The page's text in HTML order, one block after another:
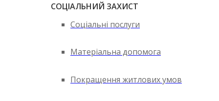
СОЦІАЛЬНИЙ ЗАХИСТ
Соціальні послуги
Матеріальна допомога
Покращення житлових умов